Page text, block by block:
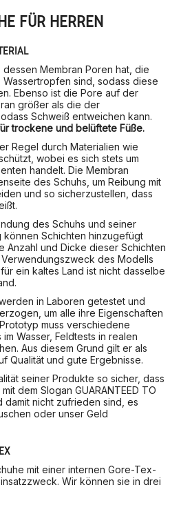
FÜR HERREN
Membran Poren hat, die
sind, sodass diese
Ebenso ist die Pore auf der
größer als die der
Schweiß entweichen kann.
trockene und belüftete Füße.
Regel durch Materialien wie
wobei es sich stets um
handelt. Die Membran
des Schuhs, um Reibung mit
und so sicherzustellen, dass
des Schuhs und seiner
Schichten hinzugefügt
Anzahl und Dicke dieser Schichten
des Modells
ein kaltes Land ist nicht dasselbe
in Laboren getestet und
um alle ihre Eigenschaften
muss verschiedene
Wasser, Feldtests in realen
Aus diesem Grund gilt er als
Qualität und gute Ergebnisse.
seiner Produkte so sicher, dass
dem Slogan GUARANTEED TO
damit nicht zufrieden sind, es
oder unser Geld
mit einer internen Gore-Tex-
Wir können sie in drei